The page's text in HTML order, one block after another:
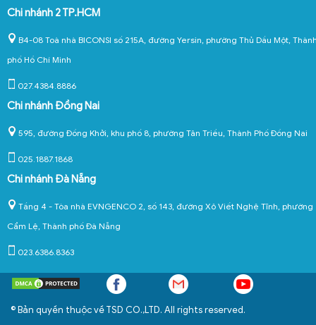
Chi nhánh 2 TP.HCM
B4-08 Toà nhà BICONSI số 215A, đường Yersin, phường Thủ Dầu Một,
phố Hồ Chí Minh
027.4384.8886
Chi nhánh Đồng Nai
595, đường Đồng Khởi, khu phố 8, phường Tân Triều, Thành Phố Đồng Nai
025.1887.1868
Chi nhánh Đà Nẵng
Tầng 4 - Tòa nhà EVNGENCO 2, số 143, đường Xô Viết Nghệ Tĩnh, phường
Cẩm Lệ, Thành phố Đà Nẵng
023.6386.8363
© Bản quyền thuộc về TSD CO.,LTD. All rights reserved.